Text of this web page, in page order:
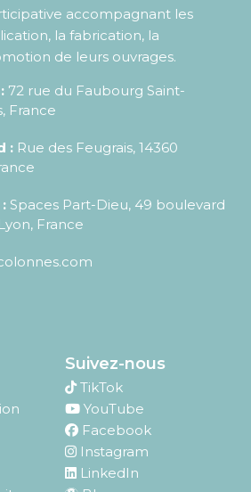
accompagnant les
la fabrication, la
de leurs ouvrages.
72 rue du Faubourg Saint-
, France
: Rue des Feugrais, 14360
Spaces Part-Dieu, 49 boulevard
France
Suivez-nous
TikTok
YouTube
Facebook
Instagram
LinkedIn